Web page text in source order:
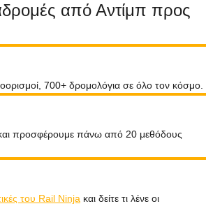
από Αντίμπ προς
700+ δρομολόγια σε όλο τον κόσμο.
προσφέρουμε πάνω από 20 μεθόδους
του Rail Ninja και δείτε τι λένε οι